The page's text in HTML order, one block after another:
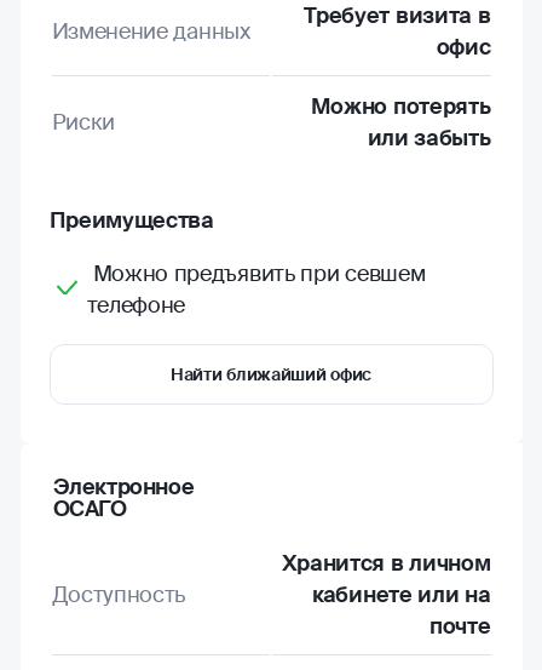
Изменение данных
Требует визита в
офис
Риски
Можно потерять
или забыть
Преимущества
Можно предъявить при севшем
телефоне
Найти ближайший офис
Электронное
ОСАГО
Доступность
Хранится в личном
кабинете или на
почте